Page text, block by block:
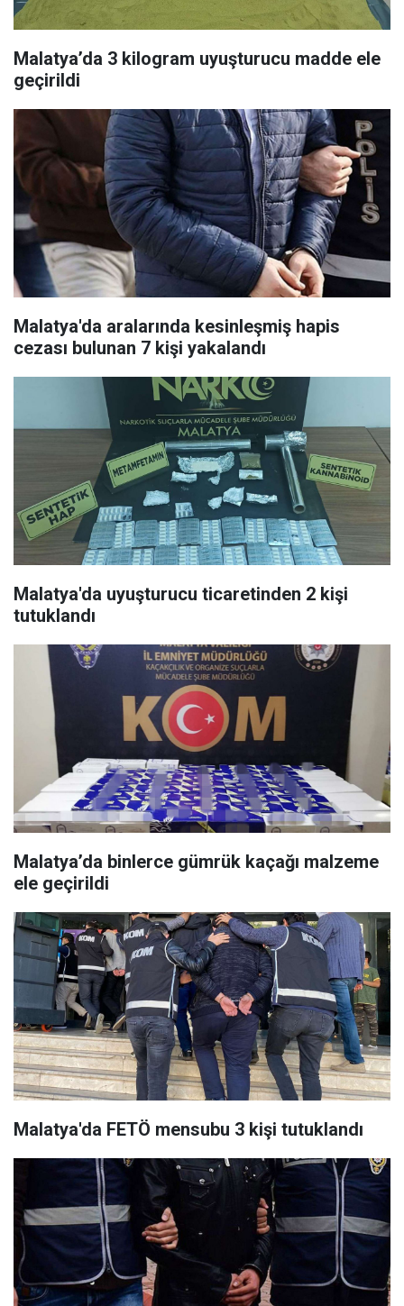
Malatya’da 3 kilogram uyuşturucu madde ele
geçirildi
Malatya'da aralarında kesinleşmiş hapis
cezası bulunan 7 kişi yakalandı
Malatya'da uyuşturucu ticaretinden 2 kişi
tutuklandı
Malatya’da binlerce gümrük kaçağı malzeme
ele geçirildi
Malatya'da FETÖ mensubu 3 kişi tutuklandı